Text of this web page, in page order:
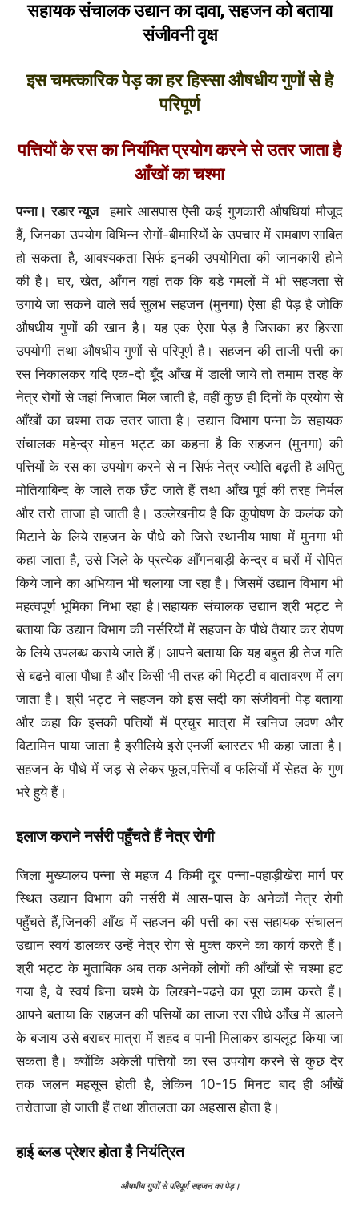
सहायक संचालक उद्यान का दावा, सहजन को बताया
संजीवनी वृक्ष
इस चमत्कारिक पेड़ का हर हिस्सा औषधीय गुणों से है
परिपूर्ण
पत्तियों के रस का नियंमित प्रयोग करने से उतर जाता है
आँखों का चश्मा
पन्ना। रडार न्यूजहमारे आसपास ऐसी कई गुणकारी औषधियां मौजूद
हैं, जिनका उपयोग विभिन्न रोगों-बीमारियों के उपचार में रामबाण साबित
हो सकता है, आवश्यकता सिर्फ इनकी उपयोगिता की जानकारी होने
की है। घर, खेत, आँगन यहां तक कि बड़े गमलों में भी सहजता से
उगाये जा सकने वाले सर्व सुलभ सहजन (मुनगा) ऐसा ही पेड़ है जोकि
औषधीय गुणों की खान है। यह एक ऐसा पेड़ है जिसका हर हिस्सा
उपयोगी तथा औषधीय गुणों से परिपूर्ण है। सहजन की ताजी पत्ती का
रस निकालकर यदि एक-दो बूँद आँख में डाली जाये तो तमाम तरह के
नेत्र रोगों से जहां निजात मिल जाती है, वहीं कुछ ही दिनों के प्रयोग से
आँखों का चश्मा तक उतर जाता है। उद्यान विभाग पन्ना के सहायक
संचालक महेन्द्र मोहन भट्ट का कहना है कि सहजन (मुनगा) की
पत्तियों के रस का उपयोग करने से न सिर्फ नेत्र ज्योति बढ़ती है अपितु
मोतियाबिन्द के जाले तक छँट जाते हैं तथा आँख पूर्व की तरह निर्मल
और तरो ताजा हो जाती है। उल्लेखनीय है कि कुपोषण के कलंक को
मिटाने के लिये सहजन के पौधे को जिसे स्थानीय भाषा में मुनगा भी
कहा जाता है, उसे जिले के प्रत्येक आँगनबाड़ी केन्द्र व घरों में रोपित
किये जाने का अभियान भी चलाया जा रहा है। जिसमें उद्यान विभाग भी
महत्वपूर्ण भूमिका निभा रहा है।सहायक संचालक उद्यान श्री भट्ट ने
बताया कि उद्यान विभाग की नर्सरियों में सहजन के पौधे तैयार कर रोपण
के लिये उपलब्ध कराये जाते हैं। आपने बताया कि यह बहुत ही तेज गति
से बढऩे वाला पौधा है और किसी भी तरह की मिट्टी व वातावरण में लग
जाता है। श्री भट्ट ने सहजन को इस सदी का संजीवनी पेड़ बताया
और कहा कि इसकी पत्तियों में प्रचुर मात्रा में खनिज लवण और
विटामिन पाया जाता है इसीलिये इसे एनर्जी ब्लास्टर भी कहा जाता है।
सहजन के पौधे में जड़ से लेकर फूल,पत्तियों व फलियों में सेहत के गुण
भरे हुये हैं।
इलाज कराने नर्सरी पहुँचते हैं नेत्र रोगी
जिला मुख्यालय पन्ना से महज 4 किमी दूर पन्ना-पहाड़ीखेरा मार्ग पर
स्थित उद्यान विभाग की नर्सरी में आस-पास के अनेकों नेत्र रोगी
पहुँचते हैं,जिनकी आँख में सहजन की पत्ती का रस सहायक संचालन
उद्यान स्वयं डालकर उन्हें नेत्र रोग से मुक्त करने का कार्य करते हैं।
श्री भट्ट के मुताबिक अब तक अनेकों लोगों की आँखों से चश्मा हट
गया है, वे स्वयं बिना चश्मे के लिखने-पढऩे का पूरा काम करते हैं।
आपने बताया कि सहजन की पत्तियों का ताजा रस सीधे आँख में डालने
के बजाय उसे बराबर मात्रा में शहद व पानी मिलाकर डायलूट किया जा
सकता है। क्योंकि अकेली पत्तियों का रस उपयोग करने से कुछ देर
तक जलन महसूस होती है, लेकिन 10-15 मिनट बाद ही आँखें
तरोताजा हो जाती हैं तथा शीतलता का अहसास होता है।
हाई ब्लड प्रेशर होता है नियंत्रित
औषधीय गुणों से परिपूर्ण सहजन का पेड़।